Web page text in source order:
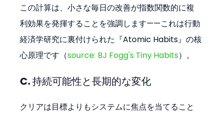
この計算は、小さな毎日の改善が指数関数的に複
利効果を発揮することを強調します——これは行動
経済学研究に裏付けられた『Atomic Habits』の核
心原理です（source: BJ Fogg's Tiny Habits）。
C. 持続可能性と長期的な変化
クリアは目標よりもシステムに焦点を当てること